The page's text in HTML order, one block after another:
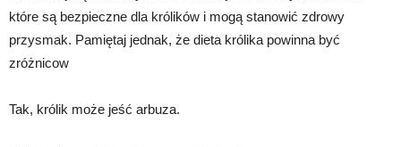
które są bezpieczne dla królików i mogą stanowić zdrowy
przysmak. Pamiętaj jednak, że dieta królika powinna być
zróżnicow
Tak, królik może jeść arbuza.